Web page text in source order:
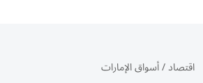
اقتصاد/أسواق الإمارات